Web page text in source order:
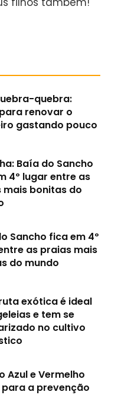
quebra:
renovar o
gastando pouco
Baía do Sancho
4º lugar entre as
mais bonitas do
Sancho fica em 4º
as praias mais
do mundo
exótica é ideal
e tem se
no cultivo
Azul e Vermelho
a prevenção